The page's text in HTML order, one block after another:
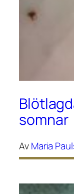
somnar
AvMaria